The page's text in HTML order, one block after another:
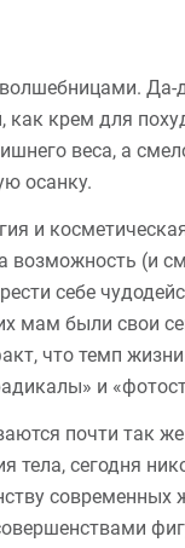
Да-
крем для
веса, а
осанку.
и
(и
себе
мам были свои
что темп
и
почти так
тела, сегодня